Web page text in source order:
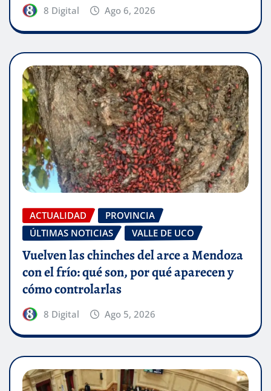
8 Digital Ago 6, 2026
ACTUALIDAD
PROVINCIA
ÚLTIMAS NOTICIAS
VALLE DE UCO
Vuelven las chinches del arce a Mendoza
con el frío: qué son, por qué aparecen y
cómo controlarlas
8 Digital Ago 5, 2026